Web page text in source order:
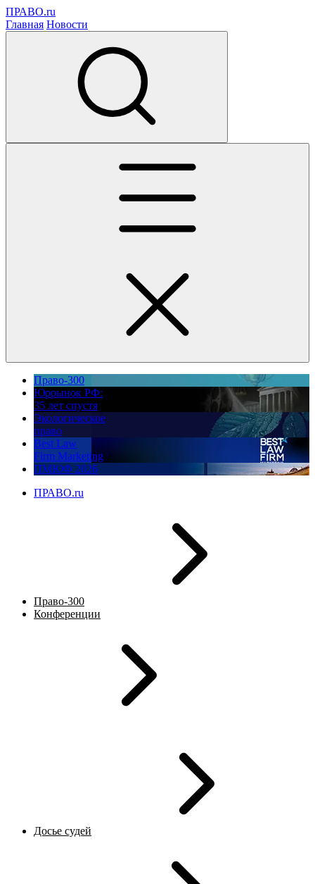
ПРАВО.ru
Главная Новости
Право-300
Юррынок РФ:
35 лет спустя
Экологическое
право
Best Law
Firm Marketing
ПМЮФ 2026
ПРАВО.ru
Право-300
Конференции
Досье судей